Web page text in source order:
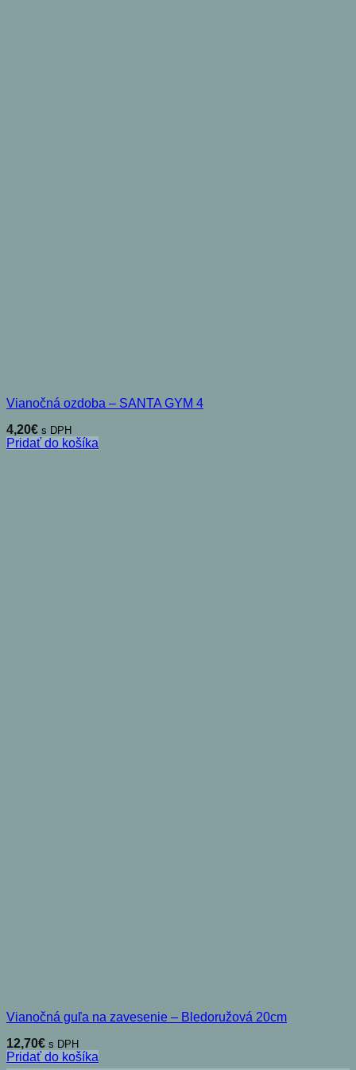
Vianočná ozdoba – SANTA GYM 4
4,20€ s DPH
Pridať do košíka
Vianočná guľa na zavesenie – Bledoružová 20cm
12,70€ s DPH
Pridať do košíka